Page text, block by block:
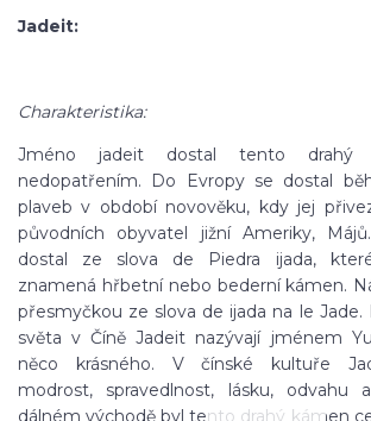
Jadeit:
Charakteristika:
Jméno jadeit dostal tento drahý
nedopatřením. Do Evropy se dostal
plaveb v období novověku, kdy jej
původních obyvatel jižní Ameriky,
dostal ze slova de Piedra ijada,
znamená hřbetní nebo bederní kámen.
přesmyčkou ze slova de ijada na le
světa v Číně Jadeit nazývají jménem
něco krásného. V čínské kultuře
modrost, spravedlnost, lásku, odvahu
dálném východě byl tento drahý kámen